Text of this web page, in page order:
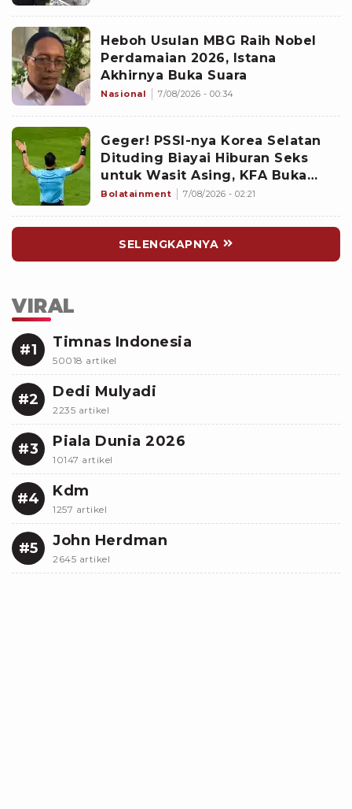
Heboh Usulan MBG Raih Nobel
Perdamaian 2026, Istana
Akhirnya Buka Suara
Nasional 7/08/2026 - 00:34
Geger! PSSI-nya Korea Selatan
Dituding Biayai Hiburan Seks
untuk Wasit Asing, KFA Buka
Suara
Bolatainment 7/08/2026 - 02:21
SELENGKAPNYA
VIRAL
#1 Timnas Indonesia
50018 artikel
#2 Dedi Mulyadi
2235 artikel
#3 Piala Dunia 2026
10147 artikel
#4 Kdm
1257 artikel
#5 John Herdman
2645 artikel